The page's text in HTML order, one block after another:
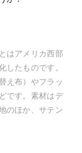
はアメリカ西部
したものです。
え布）やフラッ
です。素材はデ
のほか、サテン